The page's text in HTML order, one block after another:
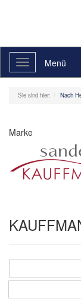
Toggle
navigation
Menü
Sie sind hier: Nach
Marke